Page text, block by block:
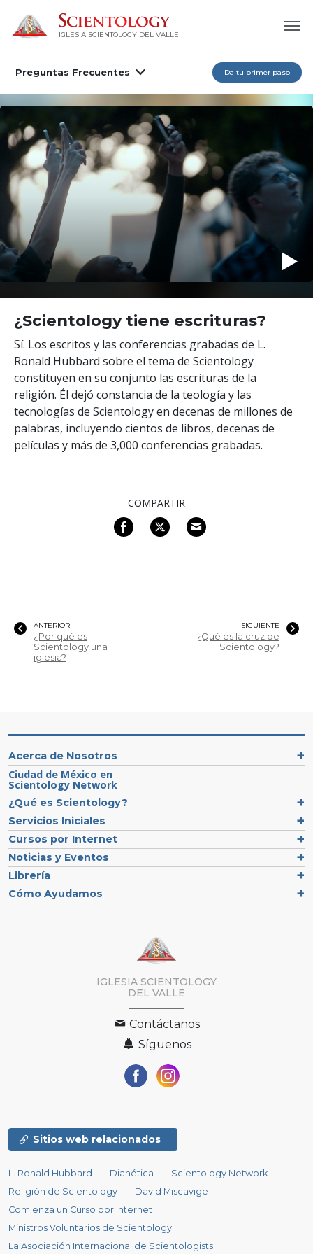
IGLESIA SCIENTOLOGY DEL VALLE
Preguntas Frecuentes Da tu primer paso
¿Scientology tiene escrituras?
Sí. Los escritos y las conferencias grabadas de L.
Ronald Hubbard sobre el tema de Scientology
constituyen en su conjunto las escrituras de la
religión. Él dejó constancia de la teología y las
tecnologías de Scientology en decenas de millones de
palabras, incluyendo cientos de libros, decenas de
películas y más de 3,000 conferencias grabadas.
COMPARTIR
ANTERIOR
¿Por qué es
Scientology una
iglesia?
SIGUIENTE
¿Qué es la cruz de
Scientology?
Acerca de Nosotros
Ciudad de México en
Scientology Network
¿Qué es Scientology?
Servicios Iniciales
Cursos por Internet
Noticias y Eventos
Librería
Cómo Ayudamos
IGLESIA SCIENTOLOGY
DEL VALLE
Contáctanos
Síguenos
Sitios web relacionados
L. Ronald Hubbard Dianética
Scientology Network
Religión de Scientology
David Miscavige
Comienza un Curso por Internet
Ministros Voluntarios de Scientology
La Asociación Internacional de Scientologists